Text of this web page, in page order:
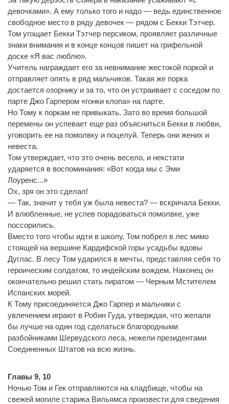
девочками». А ему только того и надо — ведь единственное
свободное место в ряду девочек — рядом с Бекки Тэтчер.
Том угощает Бекки Тэтчер персиком, проявляет различные
знаки внимания и в конце концов пишет на грифельной
доске «Я вас люблю».
Учитель награждает его за невнимание жестокой поркой и
отправляет опять в ряд мальчиков. Такая же порка
достается озорнику и за то, что он устраивает с соседом по
парте Джо Гарпером «гонки клопа» на парте.
Но Тому к поркам не привыкать. Зато во время большой
перемены он успевает еще раз объясниться Бекки в любви,
уговорить ее на помолвку и поцелуй. Теперь они жених и
невеста.
Том утверждает, что это очень весело, и некстати
ударяется в воспоминания: «Вот когда мы с Эми
Лоуренс...»
Ох, зря он это сделал!
— Так, значит у тебя уж была невеста? — вскричала Бекки.
И влюбленные, не успев порадоваться помолвке, уже
поссорились.
Вместо того чтобы идти в школу, Том побрел в лес мимо
стоящей на вершине Кардифской горы усадьбы вдовы
Дуглас. В лесу Том ударился в мечты, представляя себя то
героическим солдатом, то индейским вождем. Наконец он
окончательно решил стать пиратом — Черным Мстителем
Испанских морей.
К Тому присоединяется Джо Гарпер и мальчики с
увлечением играют в Робин Гуда, утверждая, что желали
бы лучше на один год сделаться благородными
разбойниками Шервудского леса, нежели президентами
Соединенных Штатов на всю жизнь.
Главы 9, 10
Ночью Том и Гек отправляются на кладбище, чтобы на
свежей могиле старика Вильямса произвести для сведения